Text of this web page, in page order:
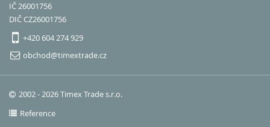
IČ 26001756
DIČ CZ26001756
+420 604 274 929
obchod@timextrade.cz
2002 - 2026 Timex Trade s.r.o.
Reference